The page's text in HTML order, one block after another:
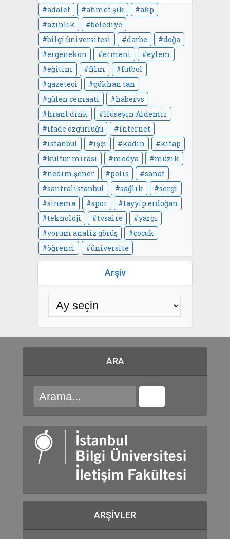
adalet ahmet şık
akp
azınlık
belediye
bilgi üniversitesi
darbe
doğa
ergenekon
ermeni
eylem
eğitim
film
futbol
gazeteci
gökhan tan
gülen cemaati
habervs
hrant dink
Hüseyin Aldemir
ifade özgürlüğü
internet
istanbul
işçi kadın
kitap
kültür mirası
medya
müzik
nedim şener
polis
sanat
santralistanbul
sağlık
sergi
sinema
spor
tayyip erdoğan
teknoloji
tvsaire
yargı
yorum analiz görüş
çocuk
öğrenci
üniversite
Arşiv
ARA
ARŞIVLER